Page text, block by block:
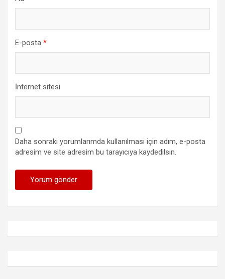
E-posta *
İnternet sitesi
Daha sonraki yorumlarımda kullanılması için adım, e-posta
adresim ve site adresim bu tarayıcıya kaydedilsin.